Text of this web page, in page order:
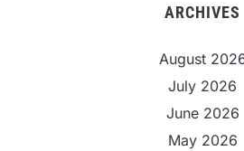
ARCHIVES
August
July 2026
June 2026
May 2026